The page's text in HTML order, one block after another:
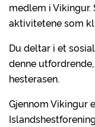
medlem i
aktivitetene som
Du deltar i et
denne
hesterasen.
Gjennom Vikingur